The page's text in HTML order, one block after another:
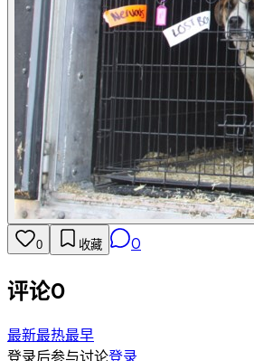
0 收藏 0
评论0
最新最热最早
登录后参与讨论登录